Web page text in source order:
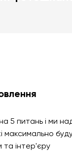
5 питань і ми
максимально
та інтер'єру